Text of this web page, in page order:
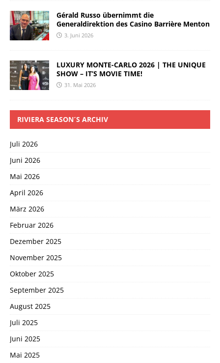
Gérald Russo übernimmt die
Generaldirektion des Casino Barrière Menton
3. Juni 2026
LUXURY MONTE-CARLO 2026 | THE UNIQUE
SHOW – IT’S MOVIE TIME!
31. Mai 2026
RIVIERA SEASON´S ARCHIV
Juli 2026
Juni 2026
Mai 2026
April 2026
März 2026
Februar 2026
Dezember 2025
November 2025
Oktober 2025
September 2025
August 2025
Juli 2025
Juni 2025
Mai 2025